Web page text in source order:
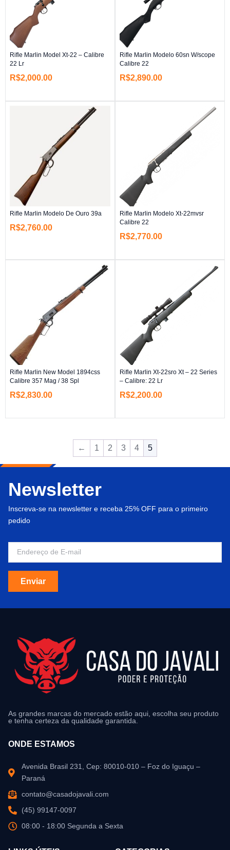
Rifle Marlin Model Xt-22 – Calibre
22 Lr
R$2,000.00
Rifle Marlin Modelo 60sn W/scope
Calibre 22
R$2,890.00
Rifle Marlin Modelo De Ouro 39a
R$2,760.00
Rifle Marlin Modelo Xt-22mvsr
Calibre 22
R$2,770.00
Rifle Marlin New Model 1894css
Calibre 357 Mag / 38 Spl
R$2,830.00
Rifle Marlin Xt-22sro Xt – 22 Series
– Calibre: 22 Lr
R$2,200.00
← 1 2 3 4 5
Newsletter
Inscreva-se na newsletter e receba 25% OFF para o primeiro
pedido
Enviar
As grandes marcas do mercado estão aqui, escolha seu produto
e tenha certeza da qualidade garantida.
ONDE ESTAMOS
Avenida Brasil 231, Cep: 80010-010 – Foz do Iguaçu –
Paraná
contato@casadojavali.com
(45) 99147-0097
08:00 - 18:00 Segunda a Sexta